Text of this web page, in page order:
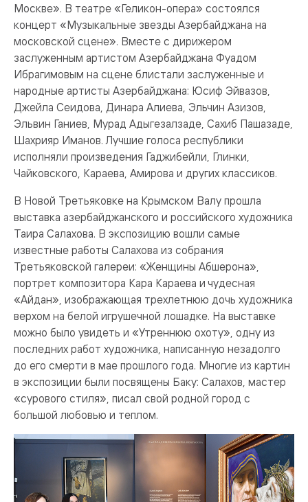
Москве». В театре «Геликон-опера» состоялся
концерт «Музыкальные звезды Азербайджана на
московской сцене». Вместе с дирижером
заслуженным артистом Азербайджана Фуадом
Ибрагимовым на сцене блистали заслуженные и
народные артисты Азербайджана: Юсиф Эйвазов,
Джейла Сеидова, Динара Алиева, Эльчин Азизов,
Эльвин Ганиев, Мурад Адыгезалзаде, Сахиб Пашазаде,
Шахрияр Иманов. Лучшие голоса республики
исполняли произведения Гаджибейли, Глинки,
Чайковского, Караева, Амирова и других классиков.
В Новой Третьяковке на Крымском Валу прошла
выставка азербайджанского и российского художника
Таира Салахова. В экспозицию вошли самые
известные работы Салахова из собрания
Третьяковской галереи: «Женщины Абшерона»,
портрет композитора Кара Караева и чудесная
«Айдан», изображающая трехлетнюю дочь художника
верхом на белой игрушечной лошадке. На выставке
можно было увидеть и «Утреннюю охоту», одну из
последних работ художника, написанную незадолго
до его смерти в мае прошлого года. Многие из картин
в экспозиции были посвящены Баку: Салахов, мастер
«сурового стиля», писал свой родной город с
большой любовью и теплом.